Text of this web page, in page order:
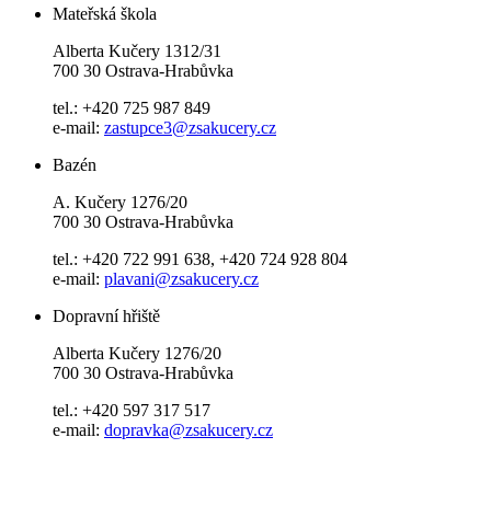
Mateřská škola
Alberta Kučery 1312/31
700 30 Ostrava-Hrabůvka
tel.: +420 725 987 849
e-mail: zastupce3@zsakucery.cz
Bazén
A. Kučery 1276/20
700 30 Ostrava-Hrabůvka
tel.: +420 722 991 638, +420 724 928 804
e-mail: plavani@zsakucery.cz
Dopravní hřiště
Alberta Kučery 1276/20
700 30 Ostrava-Hrabůvka
tel.: +420 597 317 517
e-mail: dopravka@zsakucery.cz